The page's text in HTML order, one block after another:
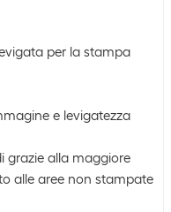
per la stampa
e levigatezza
grazie alla maggiore
alle aree non stampate